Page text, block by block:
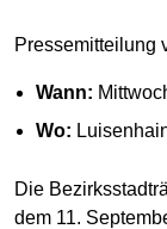
Pressemitteilung
Wann:
Wo:
Die
dem 11.